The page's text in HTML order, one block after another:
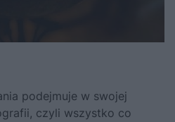
podejmuje w swojej
czyli wszystko co